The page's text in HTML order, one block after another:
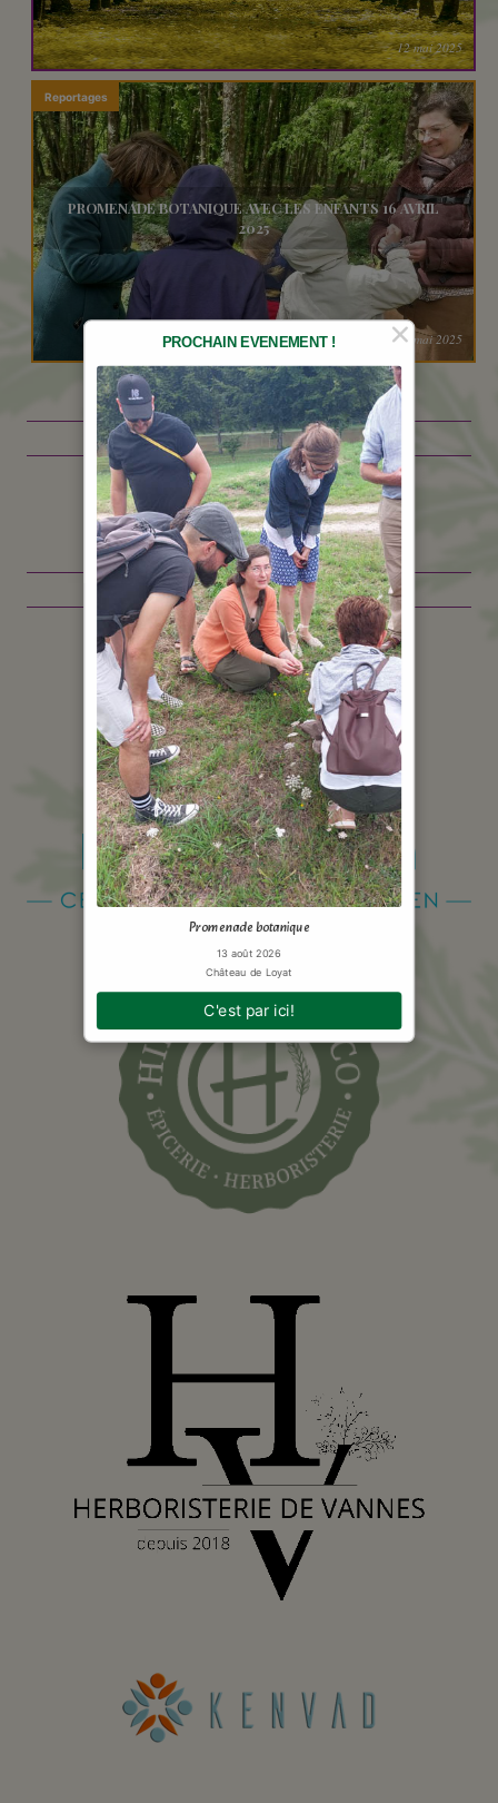
12 mai 2025
Reportages
PROMENADE BOTANIQUE AVEC LES ENFANTS 16 AVRIL
2025
12 mai 2025
Témoignages
Ils me font confiance
PROCHAIN EVENEMENT !
Promenade botanique
13 août 2026
Château de Loyat
C'est par ici!